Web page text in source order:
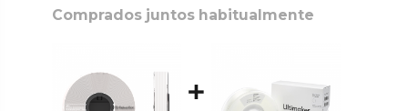
Comprados juntos habitualmente